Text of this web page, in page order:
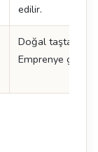
edilir.
Doğal taşta
Emprenye